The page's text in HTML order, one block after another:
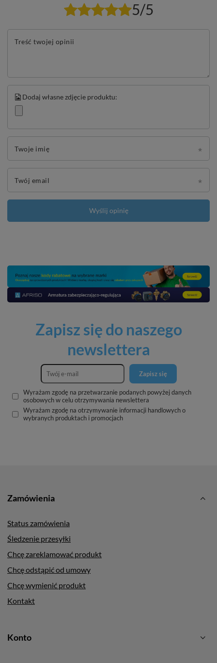
5/5
Treść twojej opinii
Dodaj własne zdjęcie produktu:
Twoje imię
Twój email
Wyślij opinię
Zapisz się do naszego
newslettera
Zapisz się
Wyrażam zgodę na przetwarzanie podanych powyżej danych
osobowych w celu otrzymywania newslettera
Wyrażam zgodę na otrzymywanie informacji handlowych o
wybranych produktach i promocjach
Zamówienia
Status zamówienia
Śledzenie przesyłki
Chcę zareklamować produkt
Chcę odstąpić od umowy
Chcę wymienić produkt
Kontakt
Konto